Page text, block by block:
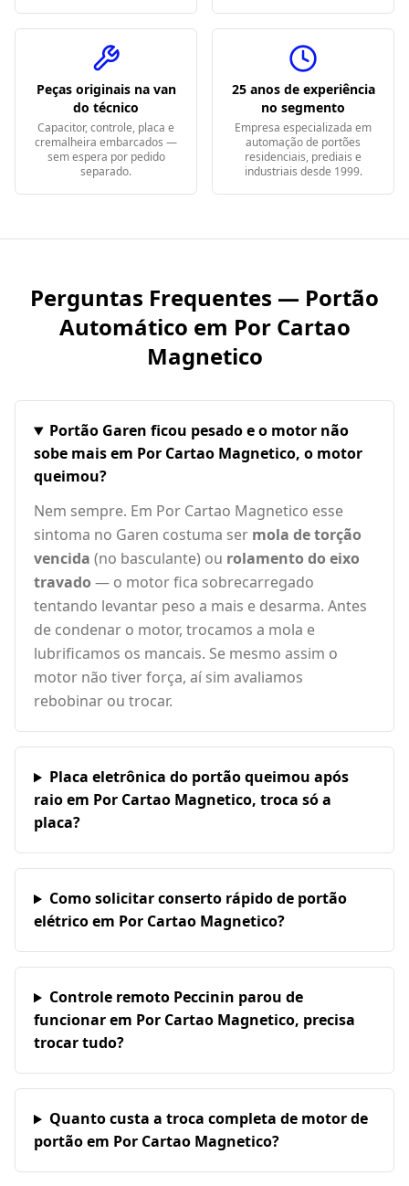
Peças originais na van
do técnico
Capacitor, controle, placa e
cremalheira embarcados —
sem espera por pedido
separado.
25 anos de experiência
no segmento
Empresa especializada em
automação de portões
residenciais, prediais e
industriais desde 1999.
Perguntas Frequentes — Portão
Automático em Por Cartao
Magnetico
Portão Garen ficou pesado e o motor não
sobe mais em Por Cartao Magnetico, o motor
queimou?
Nem sempre. Em Por Cartao Magnetico esse
sintoma no Garen costuma ser mola de torção
vencida (no basculante) ou rolamento do eixo
travado — o motor fica sobrecarregado
tentando levantar peso a mais e desarma. Antes
de condenar o motor, trocamos a mola e
lubrificamos os mancais. Se mesmo assim o
motor não tiver força, aí sim avaliamos
rebobinar ou trocar.
Placa eletrônica do portão queimou após
raio em Por Cartao Magnetico, troca só a
placa?
Como solicitar conserto rápido de portão
elétrico em Por Cartao Magnetico?
Controle remoto Peccinin parou de
funcionar em Por Cartao Magnetico, precisa
trocar tudo?
Quanto custa a troca completa de motor de
portão em Por Cartao Magnetico?